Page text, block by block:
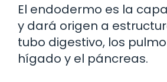
El endodermo es la
y dará origen a
tubo digestivo, los
hígado y el páncreas.